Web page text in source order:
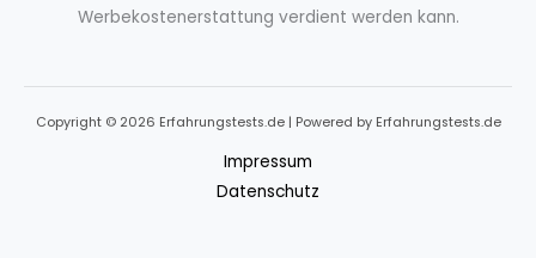
Werbekostenerstattung verdient werden kann.
Copyright © 2026 Erfahrungstests.de | Powered by Erfahrungstests.de
Impressum
Datenschutz